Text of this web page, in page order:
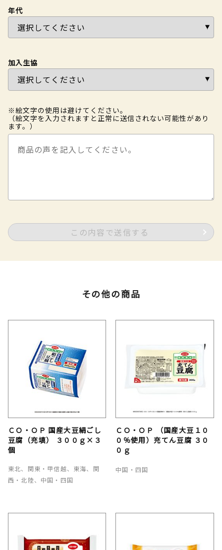
年代
加入生協
※絵文字の使用は避けてください。
（絵文字を入力されますと正常に送信されない可能性があり
ます。）
この内容で送信する
その他の商品
ＣＯ・ＯＰ 国産大豆絹ごし
豆腐（充填） ３００ｇ×３
個
東北、関東・甲信越、東海、関
西・北陸、中国・四国
ＣＯ・ＯＰ （国産大豆１０
０％使用）充てん豆腐 ３０
０ｇ
中国・四国